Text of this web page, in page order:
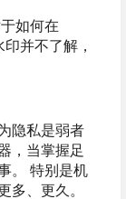
如何在
并不了解，
隐私是弱者
，当掌握足
。 特别是机
多、更久。